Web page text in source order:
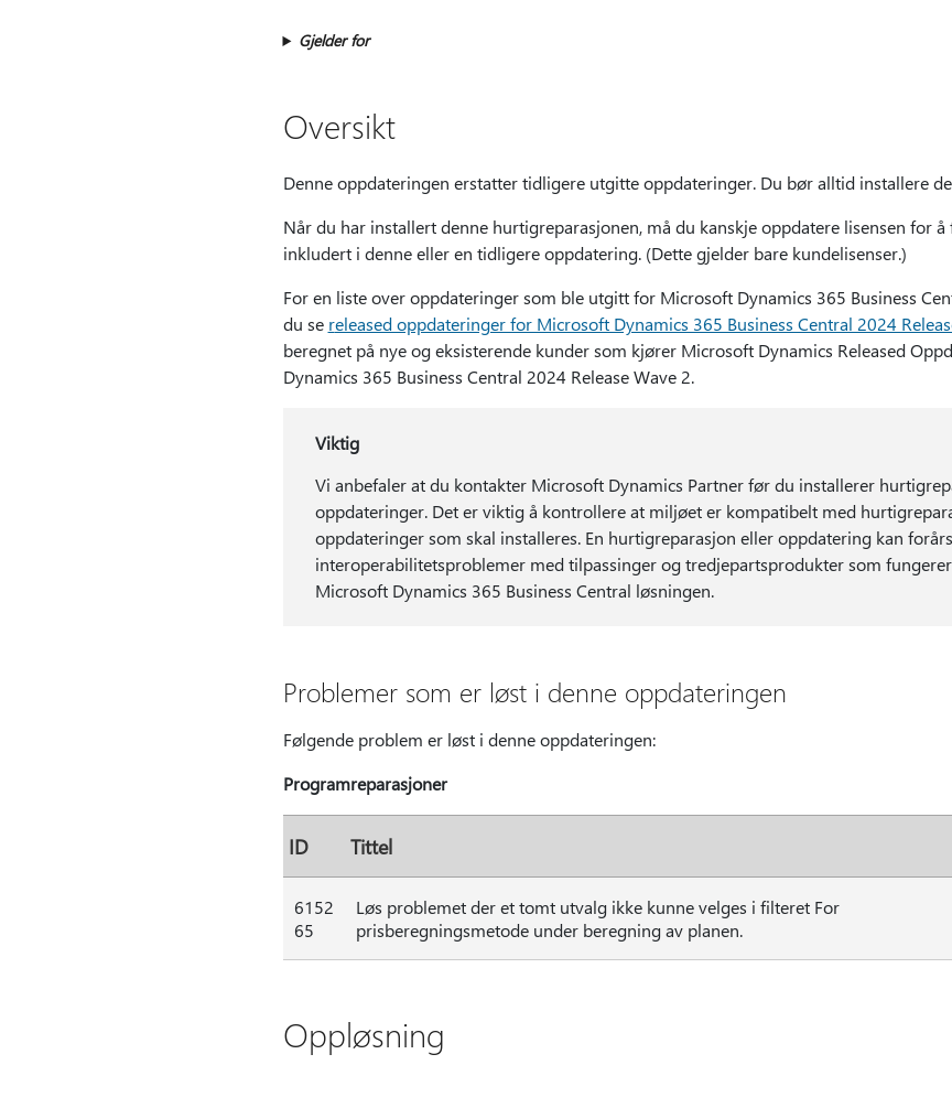
Gjelder for
Oversikt
Denne oppdateringen erstatter tidligere utgitte oppdateringer. Du bør alltid installere
Når du har installert denne hurtigreparasjonen, må du kanskje oppdatere lisensen for
inkludert i denne eller en tidligere oppdatering. (Dette gjelder bare kundelisenser.)
For en liste over oppdateringer som ble utgitt for Microsoft Dynamics 365 Business
du se released oppdateringer for Microsoft Dynamics 365 Business Central 2024
beregnet på nye og eksisterende kunder som kjører Microsoft Dynamics Released
Dynamics 365 Business Central 2024 Release Wave 2.
Viktig
Vi anbefaler at du kontakter Microsoft Dynamics Partner før du installerer
oppdateringer. Det er viktig å kontrollere at miljøet er kompatibelt med
oppdateringer som skal installeres. En hurtigreparasjon eller oppdatering kan
interoperabilitetsproblemer med tilpassinger og tredjepartsprodukter som
Microsoft Dynamics 365 Business Central løsningen.
Problemer som er løst i denne oppdateringen
Følgende problem er løst i denne oppdateringen:
Programreparasjoner
ID Tittel
6152
65
Løs problemet der et tomt utvalg ikke kunne velges i filteret For
prisberegningsmetode under beregning av planen.
Oppløsning